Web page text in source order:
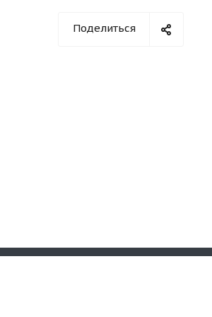
Поделиться